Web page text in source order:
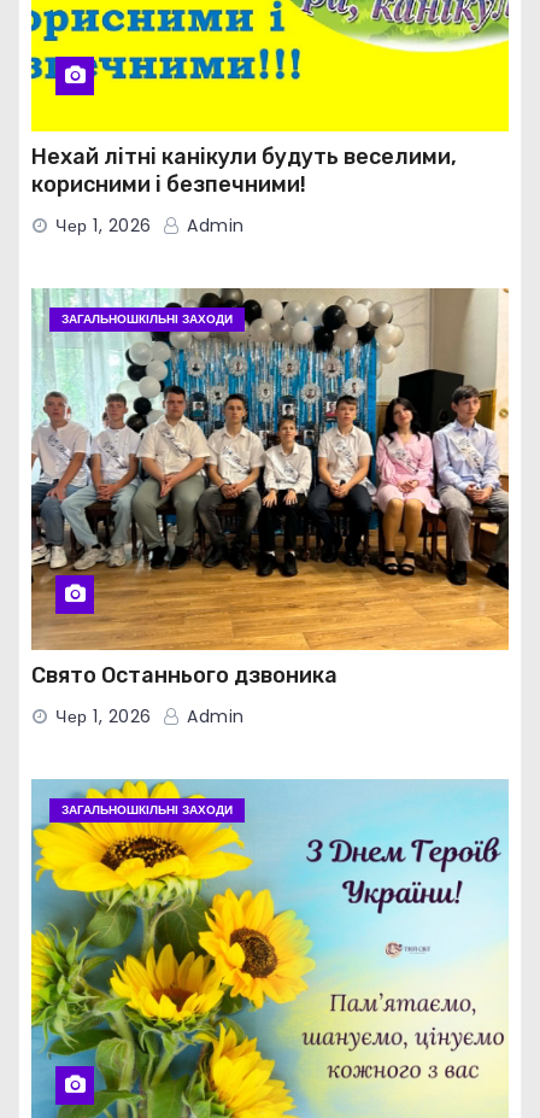
Нехай літні канікули будуть веселими,
корисними і безпечними!
Чер 1, 2026 Admin
ЗАГАЛЬНОШКІЛЬНІ ЗАХОДИ
Свято Останнього дзвоника
Чер 1, 2026 Admin
ЗАГАЛЬНОШКІЛЬНІ ЗАХОДИ